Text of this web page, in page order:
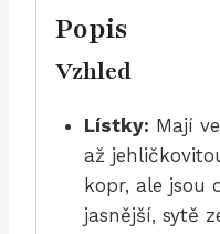
Popis
Vzhled
Lístky: Mají
až
kopr, ale jsou
jasnější, sytě